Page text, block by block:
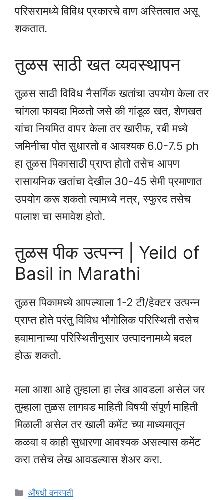
परिसरामध्ये विविध प्रकारचे वाण अस्तित्वात असू
शकतात.
तुळस साठी खत व्यवस्थापन
तुळस साठी विविध नैसर्गिक खतांचा उपयोग केला तर
चांगला फायदा मिळतो जसे की गांडूळ खत, शेणखत
यांचा नियमित वापर केला तर खारीफ, रबी मध्ये
जमिनीचा पोत सुधारतो व आवश्यक 6.0-7.5 ph
हा तुळस पिकासाठी प्राप्त होतो तसेच आपण
रासायनिक खतांचा देखील 30-45 सेमी प्रमाणात
उपयोग करू शकतो त्यामध्ये नत्र, स्फुरद तसेच
पालाश चा समावेश होतो.
तुळस पीक उत्पन्न | Yeild of
Basil in Marathi
तुळस पिकामध्ये आपल्याला 1-2 टी/हेक्टर उत्पन्न
प्राप्त होते परंतु विविध भौगोलिक परिस्थिती तसेच
हवामानाच्या परिस्थितीनुसार उत्पादनामध्ये बदल
होऊ शकतो.
मला आशा आहे तुम्हाला हा लेख आवडला असेल जर
तुम्हाला तुळस लागवड माहिती विषयी संपूर्ण माहिती
मिळाली असेल तर खाली कमेंट च्या माध्यमातून
कळवा व काही सुधारणा आवश्यक असल्यास कमेंट
करा तसेच लेख आवडल्यास शेअर करा.
Categories
औषधी वनस्पती